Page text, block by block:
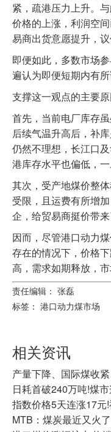
紧，疏港压力上升。
价格的上涨，利润空
易商出货意愿提升，
即便如此，多数市场
遍认为即便短期内有
支撑这一观点的主要原
首先，当前电厂库存
后续气温升高后，补
仍然不理想，长江口
港库存水平也偏低，
其次，受产地煤价整
受限，且运费有所增
企，给贸易商挺价带来
因而，尽管港口动力
存在的情况下，价格
高，需求如期释放，市
责任编辑： 张磊
标签： 港口动力煤市场
相关资讯
日耗首破240万吨!煤
MTB：煤炭最近又火